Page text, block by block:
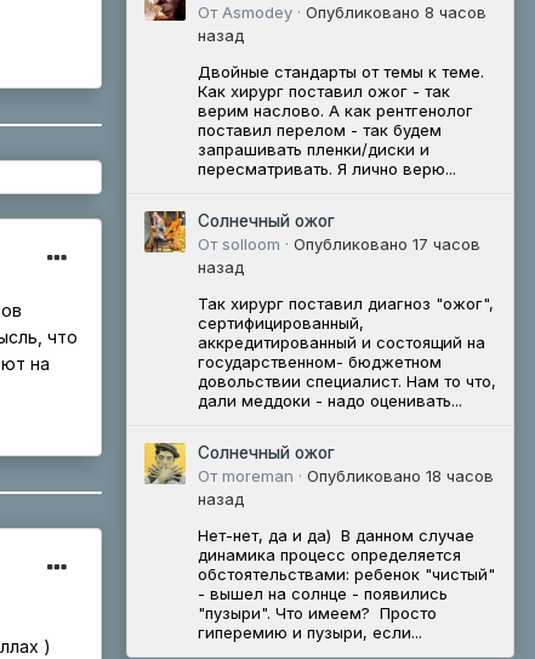
что
на
)
От Asmodey · Опубликовано 8 часов
назад
Двойные стандарты от темы к теме.
Как хирург поставил ожог - так
верим наслово. А как рентгенолог
поставил перелом - так будем
запрашивать пленки/диски и
пересматривать. Я лично верю...
Солнечный ожог
От solloom · Опубликовано 17 часов
назад
Так хирург поставил диагноз "ожог",
сертифицированный,
аккредитированный и состоящий на
государственном- бюджетном
довольствии специалист. Нам то что,
дали меддоки - надо оценивать...
Солнечный ожог
От moreman · Опубликовано 18 часов
назад
Нет-нет, да и да) В данном случае
динамика процесс определяется
обстоятельствами: ребенок "чистый"
- вышел на солнце - появились
"пузыри". Что имеем? Просто
гиперемию и пузыри, если...